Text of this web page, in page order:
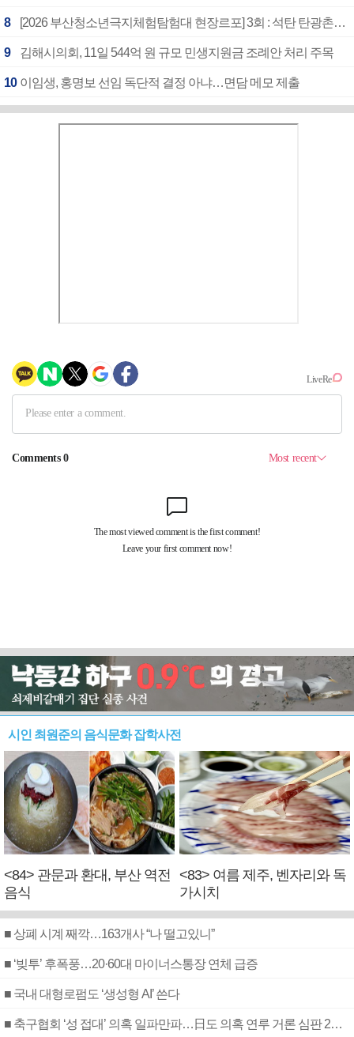
8 [2026 부산청소년극지체험탐험대 현장르포] 3회 : 석탄 탄광촌에서 북극 연구의 중심지로
9 김해시의회, 11일 544억 원 규모 민생지원금 조례안 처리 주목
10 이임생, 홍명보 선임 독단적 결정 아냐…면담 메모 제출
시인 최원준의 음식문화 잡학사전
<84> 관문과 환대, 부산 역전
음식
<83> 여름 제주, 벤자리와 독
가시치
■ 상폐 시계 째깍…163개사 “나 떨고있니”
■ ‘빚투’ 후폭풍…20·60대 마이너스통장 연체 급증
■ 국내 대형로펌도 ‘생성형 AI’ 쓴다
■ 축구협회 ‘성 접대’ 의혹 일파만파…日도 의혹 연루 거론 심판 2명 조사